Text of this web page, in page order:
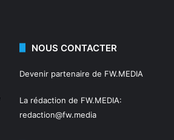
NOUS CONTACTER
Devenir partenaire de FW.MEDIA
La rédaction de FW.MEDIA:
redaction@fw.media